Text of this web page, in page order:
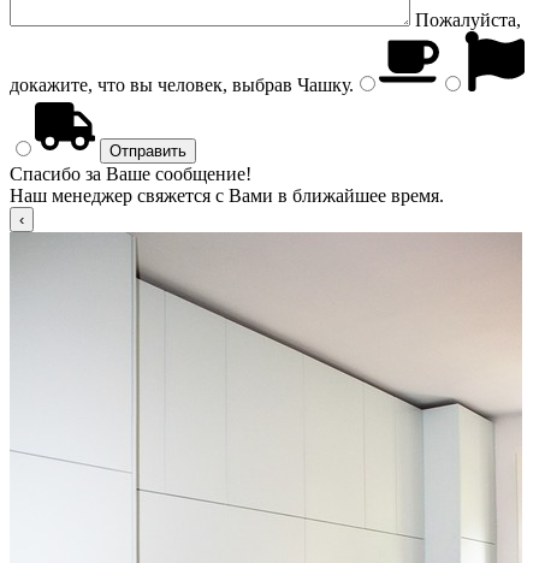
Пожалуйста,
докажите, что вы человек, выбрав Чашку.
Спасибо за Ваше сообщение!
Наш менеджер свяжется с Вами в ближайшее время.